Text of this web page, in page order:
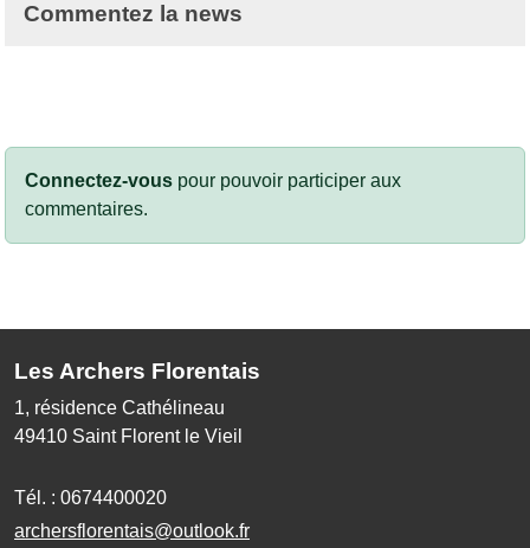
Commentez la news
Connectez-vous pour pouvoir participer aux
commentaires.
Les Archers Florentais
1, résidence Cathélineau
49410 Saint Florent le Vieil
Tél. : 0674400020
archersflorentais@outlook.fr